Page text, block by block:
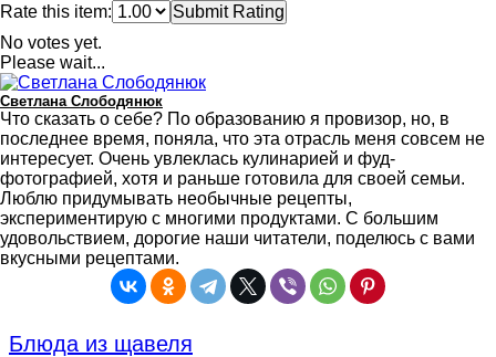
Rate this item:
Submit Rating
No votes yet.
Please wait...
Светлана Слободянюк
Что сказать о себе? По образованию я провизор, но, в
последнее время, поняла, что эта отрасль меня совсем не
интересует. Очень увлеклась кулинарией и фуд-
фотографией, хотя и раньше готовила для своей семьи.
Люблю придумывать необычные рецепты,
экспериментирую с многими продуктами. С большим
удовольствием, дорогие наши читатели, поделюсь с вами
вкусными рецептами.
Блюда из щавеля